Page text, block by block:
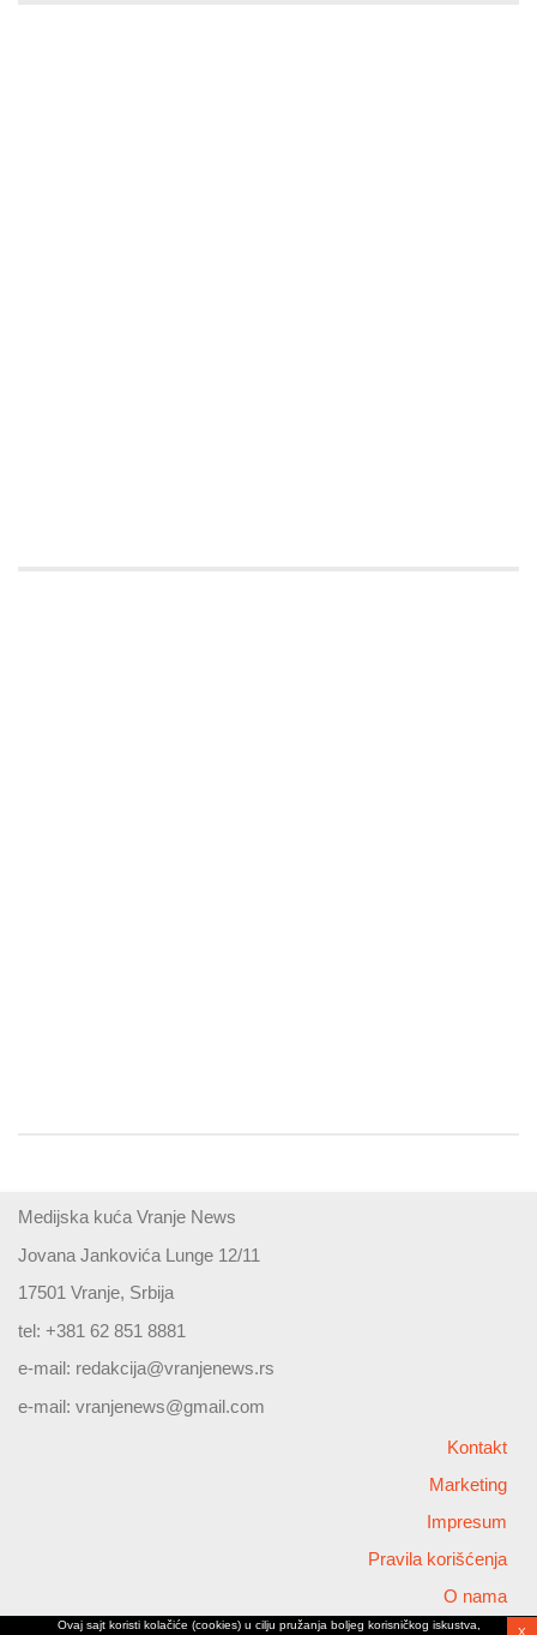
Medijska kuća Vranje News
Jovana Jankovića Lunge 12/11
17501 Vranje, Srbija
tel: +381 62 851 8881
e-mail: redakcija@vranjenews.rs
e-mail: vranjenews@gmail.com
Kontakt
Marketing
Impresum
Pravila korišćenja
O nama
Ovaj sajt koristi kolačiće (cookies) u cilju pružanja boljeg korisničkog iskustva,
X